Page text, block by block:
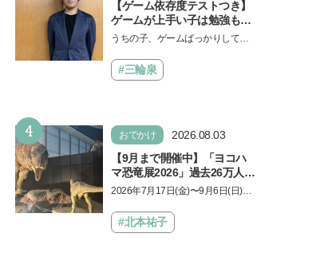
【ゲーム依存度テストつき】
ゲームが上手い子は勉強もで
きる？御三家中高卒でゲーマ
えるゲームしながら受験で勝
つためのメソッド
うちの子、ゲームばっかりしてい
言し、子どもとトラブルになる家
庭は多いもの。でも…
#三輪泉
4 おでかけ
2026.08.03
【9月まで開催中】「ヨコハ
マ恐竜展2026」過去26万人を
動員した恐竜展が9年ぶりに
しむポイントを完全ガイド
2026年7月17日(金)〜9月6日(日)、
「ヨコハマ恐竜展2026〜恐竜の食
卓大図鑑〜」が開催…
#北本祐子